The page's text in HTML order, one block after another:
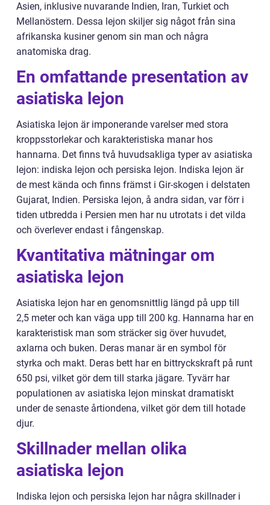
Asien, inklusive nuvarande Indien, Iran, Turkiet och
Mellanöstern. Dessa lejon skiljer sig något från sina
afrikanska kusiner genom sin man och några
anatomiska drag.
En omfattande presentation av
asiatiska lejon
Asiatiska lejon är imponerande varelser med stora
kroppsstorlekar och karakteristiska manar hos
hannarna. Det finns två huvudsakliga typer av asiatiska
lejon: indiska lejon och persiska lejon. Indiska lejon är
de mest kända och finns främst i Gir-skogen i delstaten
Gujarat, Indien. Persiska lejon, å andra sidan, var förr i
tiden utbredda i Persien men har nu utrotats i det vilda
och överlever endast i fångenskap.
Kvantitativa mätningar om
asiatiska lejon
Asiatiska lejon har en genomsnittlig längd på upp till
2,5 meter och kan väga upp till 200 kg. Hannarna har en
karakteristisk man som sträcker sig över huvudet,
axlarna och buken. Deras manar är en symbol för
styrka och makt. Deras bett har en bittryckskraft på runt
650 psi, vilket gör dem till starka jägare. Tyvärr har
populationen av asiatiska lejon minskat dramatiskt
under de senaste årtiondena, vilket gör dem till hotade
djur.
Skillnader mellan olika
asiatiska lejon
Indiska lejon och persiska lejon har några skillnader i